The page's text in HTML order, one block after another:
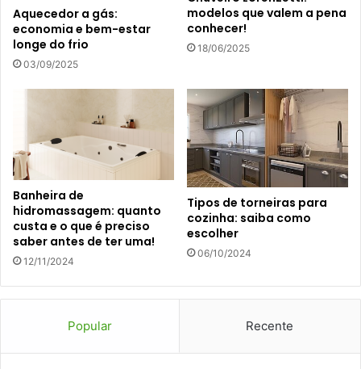
Aquecedor a gás:
economia e bem-estar
longe do frio
03/09/2025
modelos que valem a pena
conhecer!
18/06/2025
Banheira de
hidromassagem: quanto
custa e o que é preciso
saber antes de ter uma!
12/11/2024
Tipos de torneiras para
cozinha: saiba como
escolher
06/10/2024
Popular Recente